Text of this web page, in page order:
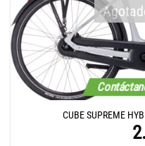
CUBE SUPREME